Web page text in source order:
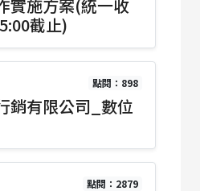
實施方案(統一收
截止)
點閱：898
銷有限公司_數位
點閱：2879